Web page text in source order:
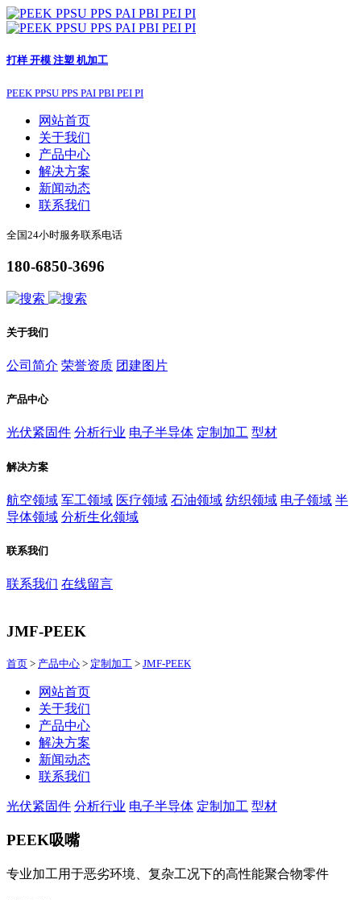
打样 开模 注塑 机加工
PEEK PPSU PPS PAI PBI PEI PI
网站首页
关于我们
产品中心
解决方案
新闻动态
联系我们
全国24小时服务联系电话
180-6850-3696
关于我们
公司简介 荣誉资质 团建图片
产品中心
光伏紧固件 分析行业 电子半导体 定制加工 型材
解决方案
航空领域 军工领域 医疗领域 石油领域 纺织领域 电子领域 半
导体领域 分析生化领域
联系我们
联系我们 在线留言
JMF-PEEK
首页 > 产品中心 > 定制加工 > JMF-PEEK
网站首页
关于我们
产品中心
解决方案
新闻动态
联系我们
光伏紧固件 分析行业 电子半导体 定制加工 型材
PEEK吸嘴
专业加工用于恶劣环境、复杂工况下的高性能聚合物零件